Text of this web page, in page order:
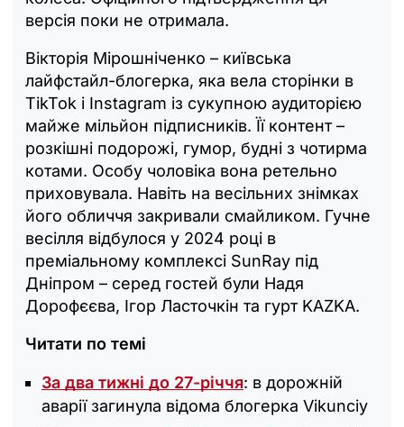
версія поки не отримала.
Вікторія Мірошніченко – київська
лайфстайл-блогерка, яка вела сторінки в
TikTok і Instagram із сукупною аудиторією
майже мільйон підписників. Її контент –
розкішні подорожі, гумор, будні з чотирма
котами. Особу чоловіка вона ретельно
приховувала. Навіть на весільних знімках
його обличчя закривали смайликом. Гучне
весілля відбулося у 2024 році в
преміальному комплексі SunRay під
Дніпром – серед гостей були Надя
Дорофєєва, Ігор Ласточкін та гурт KAZKA.
Читати по темі
За два тижні до 27-річчя: в дорожній
аварії загинула відома блогерка Vikunciy